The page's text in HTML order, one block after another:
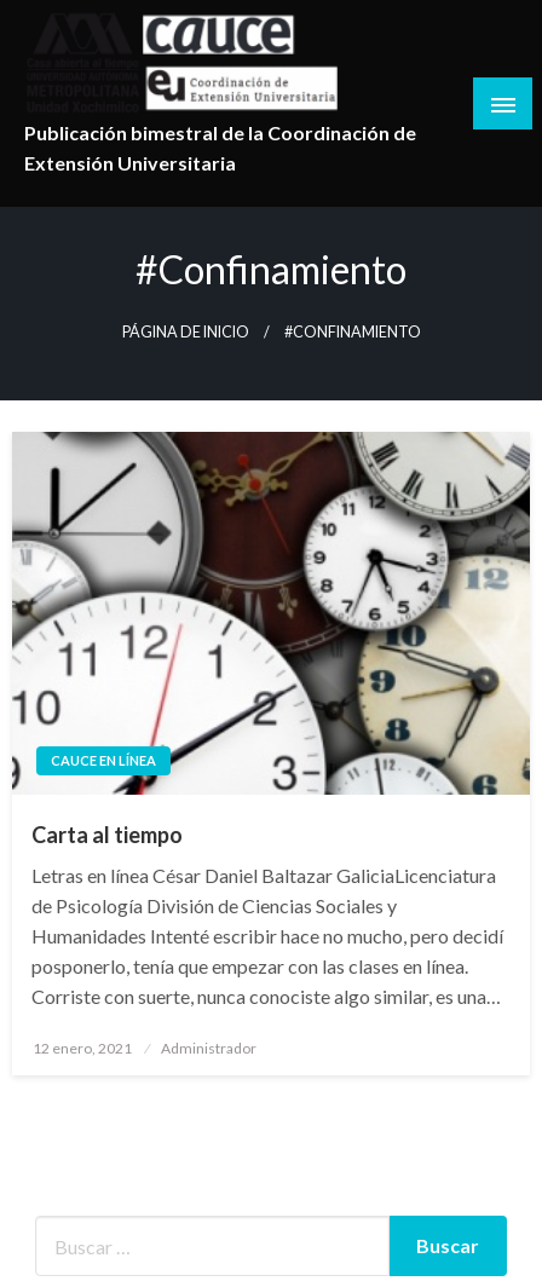
Publicación bimestral de la Coordinación de
Extensión Universitaria
#confinamiento
PÁGINA DE INICIO #CONFINAMIENTO
CAUCE EN LÍNEA
Carta al tiempo
Letras en línea César Daniel Baltazar GaliciaLicenciatura
de Psicología División de Ciencias Sociales y
Humanidades Intenté escribir hace no mucho, pero decidí
posponerlo, tenía que empezar con las clases en línea.
Corriste con suerte, nunca conociste algo similar, es una…
Publicado
12 enero, 2021 Administrador